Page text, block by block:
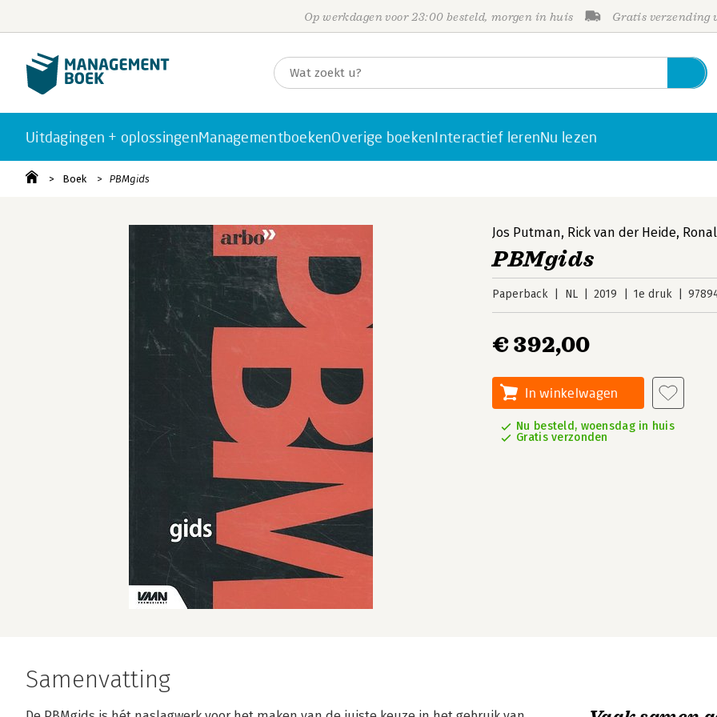
Op werkdagen voor 23:00 besteld, morgen in huis Gratis verzending
Uitdagingen + oplossingenManagementboekenOverige boekenInteractief lerenNu lezen
Boek PBMgids
Jos Putman, Rick van der Heide,
PBMgids
Paperback NL 2019 1e druk
€ 392,00
In winkelwagen
Nu besteld, woensdag in huis
Gratis verzonden
Samenvatting